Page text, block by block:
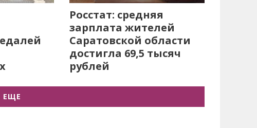
Росстат: средняя
зарплата жителей
Саратовской области
достигла 69,5 тысяч
рублей
ЕЩЕ